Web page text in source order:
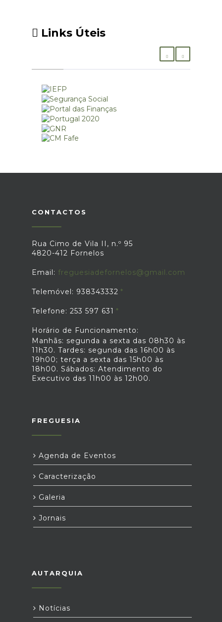
Links Úteis
CONTACTOS
Rua Cimo de Vila II, n.º 95
4820-412 Fornelos
Email: freguesiadefornelos@gmail.com
Telemóvel: 938343332
Telefone: 253 597 631
Horário de Funcionamento:
Manhãs: segunda a sexta das 08h30 às
11h30. Tardes: segunda das 16h00 às
19h00; terça a sexta das 15h00 às
18h00. Sábados: Atendimento do
Executivo das 11h00 às 12h00.
FREGUESIA
Agenda de Eventos
Caracterização
Galeria
Jornais
AUTARQUIA
Notícias